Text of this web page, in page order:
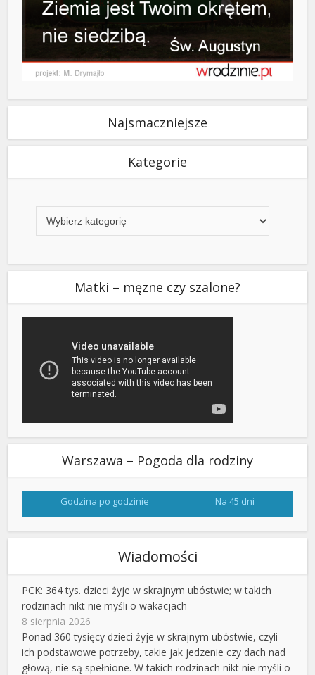
Najsmaczniejsze
Kategorie
Matki – męzne czy szalone?
Warszawa – Pogoda dla rodziny
Godzina po godzinie Na 45 dni
Wiadomości
PCK: 364 tys. dzieci żyje w skrajnym ubóstwie; w takich
rodzinach nikt nie myśli o wakacjach
8 sierpnia 2026
Ponad 360 tysięcy dzieci żyje w skrajnym ubóstwie, czyli
ich podstawowe potrzeby, takie jak jedzenie czy dach nad
głową, nie są spełnione. W takich rodzinach nikt nie myśli o